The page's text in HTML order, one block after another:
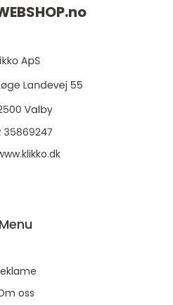
no
Menu
oss